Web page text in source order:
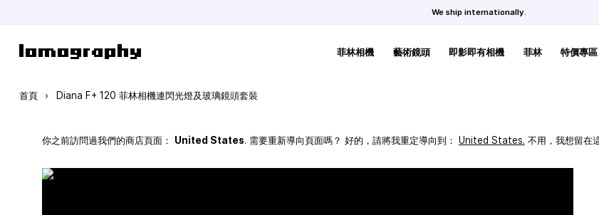
We ship internationally.
菲林相機 藝術鏡頭 即影即有相機 菲林 特價專區
首頁 › Diana F+ 120 菲林相機連閃光燈及玻璃鏡頭套裝
你之前訪問過我們的商店頁面： United States. 需要重新導向頁面嗎？ 好的，請將我重定導向到： United States. 不用，我想留在